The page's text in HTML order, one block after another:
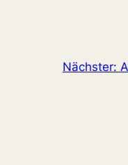
Nächster: